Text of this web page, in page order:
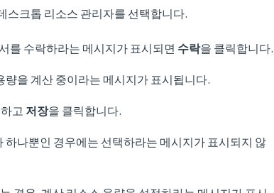
스크톱 리소스 관리자를 선택합니다.
를 수락하라는 메시지가 표시되면 수락을 클릭합니다.
량을 계산 중이라는 메시지가 표시됩니다.
고 저장을 클릭합니다.
하나뿐인 경우에는 선택하라는 메시지가 표시되지 않